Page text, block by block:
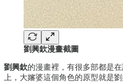
劉興欽漫畫截圖
劉興欽的漫畫裡，有很多部都是
上，大嬸婆這個角色的原型就是